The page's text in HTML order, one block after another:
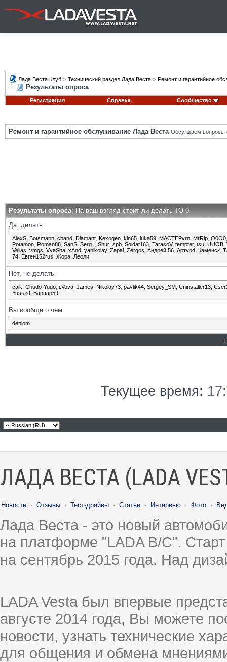
Лада Веста Клуб > Технический раздел Лада Веста > Ремонт и гарантийное
Результаты опроса
Регистрация Справка Сообщество
Ремонт и гарантийное обслуживание Лада Веста Обсуждаем вопросы
Результаты опроса: На ваш взгляд стоит ли делать ТО 0
Да, делать
AlexS Botsmann chand Diamant Kexogen kin65 luka59 MACTEPvrn MrRip O0O0
Potamon Roman88 SanS Serg_ Shur_spb Soldat163 TarasoV, tempter, tsu UUOB
Velias vmgs VyaSha xAnd yanikolay, Zapal Zergos Андрей 56 Артур4 Каменск
74 Евген152rus Жора Леоли
Нет, не делать
calk Chudo-Yudo i.Vova James Nikolay73 pavlik44 Sergey_SM Uninstaller13
Yustast Варвар59
Вы вообще о чем
denlom
Текущее время:
ЛАДА ВЕСТА (LADA
Новости · Отзывы · Тест-драйвы · Статьи · Интервью · Фото ·
Лада Веста - это новый
на платформе "LADA B/C".
на сентябрь 2015 года. Над
LADA Vesta был впервые
августе 2014 года, Вы можете
новости, узнать технические
для общения и обмена